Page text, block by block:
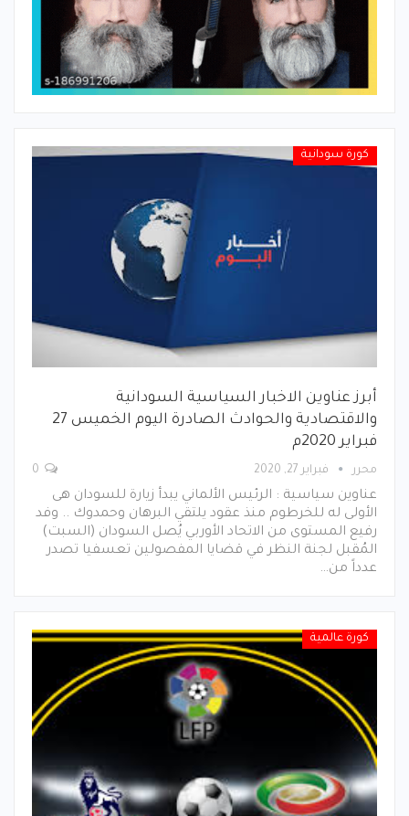
كورة سودانية
أبرز عناوين الاخبار السياسية السودانية
والاقتصادية والحوادث الصادرة اليوم الخميس 27
فبراير 2020م
محرر فبراير 27, 2020
عناوين سياسية : الرئيس الألماني يبدأ زيارة للسودان هى
الأولى له للخرطوم منذ عقود يلتقي البرهان وحمدوك .. وفد
رفيع المستوى من الاتحاد الأوربي يُصل السودان (السبت)
المُقبل لجنة النظر في قضايا المفصولين تعسفيا تصدر
عدداً من…
كورة عالمية